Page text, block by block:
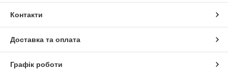
Контакти
Доставка та оплата
Графік роботи